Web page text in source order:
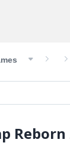
Reborn